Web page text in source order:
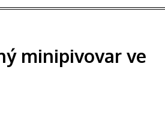
minipivovar ve